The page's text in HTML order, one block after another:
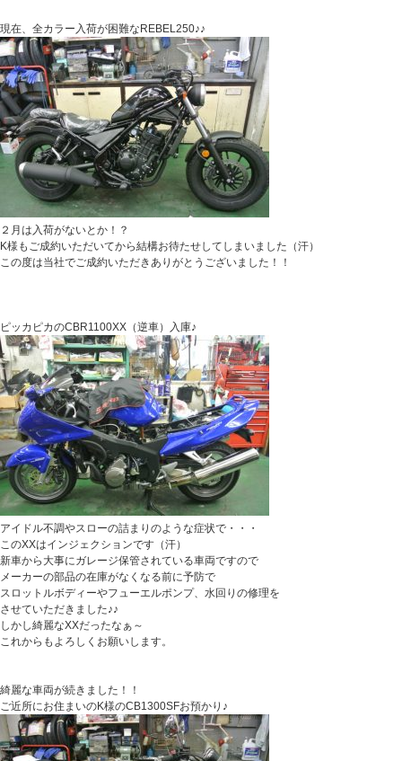
現在、全カラー入荷が困難なREBEL250♪♪
２月は入荷がないとか！？
K様もご成約いただいてから結構お待たせしてしまいました（汗）
この度は当社でご成約いただきありがとうございました！！
ピッカピカのCBR1100XX（逆車）入庫♪
アイドル不調やスローの詰まりのような症状で・・・
このXXはインジェクションです（汗）
新車から大事にガレージ保管されている車両ですので
メーカーの部品の在庫がなくなる前に予防で
スロットルボディーやフューエルポンプ、水回りの修理を
させていただきました♪♪
しかし綺麗なXXだったなぁ～
これからもよろしくお願いします。
綺麗な車両が続きました！！
ご近所にお住まいのK様のCB1300SFお預かり♪